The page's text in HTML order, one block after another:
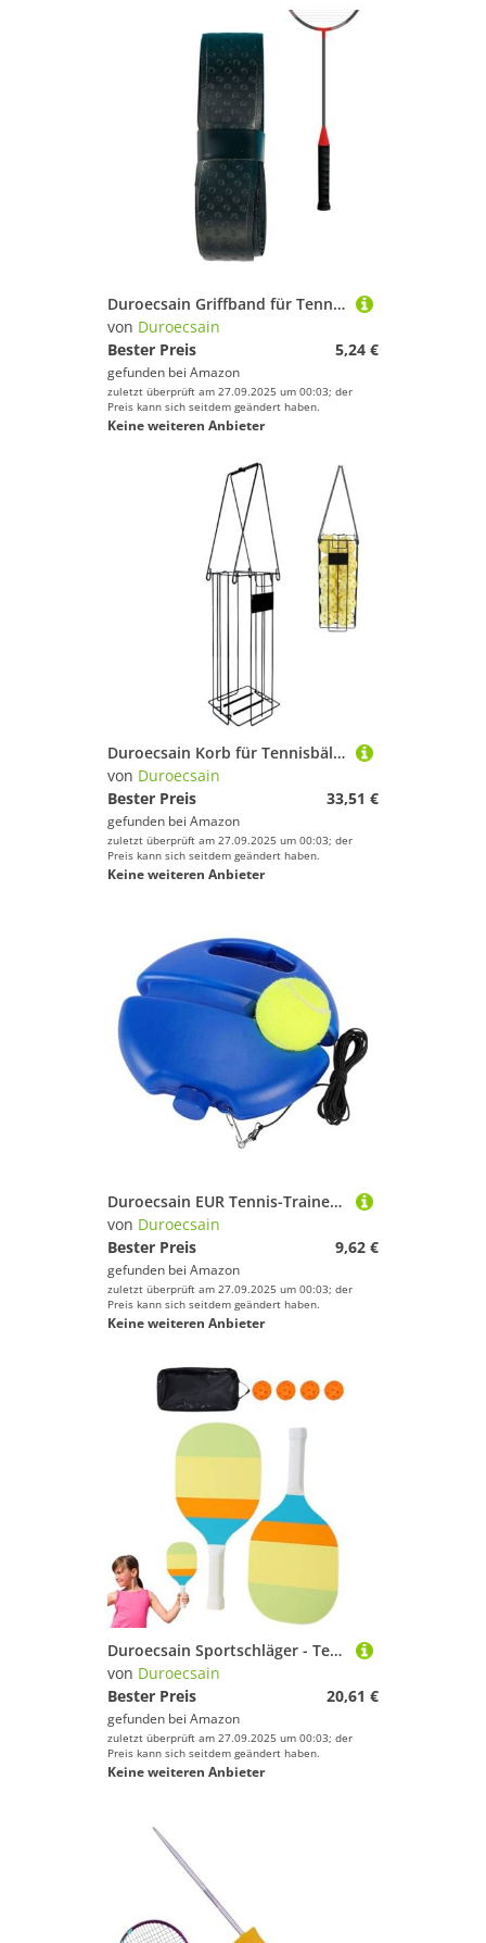
Duroecsain Griffband für Tennisschläger | Griff für Badmintonschläger, rutschfeste Griffe mit Schnelltrocknend, für Männer, Frauen, Jugendliche und Athleten
von Duroecsain
Bester Preis
5,24 €
gefunden bei Amazon
zuletzt überprüft am 27.09.2025 um 00:03; der
Preis kann sich seitdem geändert haben.
Keine weiteren Anbieter
Duroecsain Korb für Tennisbälle, Auffangkorb für Tennisbälle, tragbar, große Kapazität, für Baseball und Softball Training
von Duroecsain
Bester Preis
33,51 €
gefunden bei Amazon
zuletzt überprüft am 27.09.2025 um 00:03; der
Preis kann sich seitdem geändert haben.
Keine weiteren Anbieter
Duroecsain EUR Tennis-Trainer, EUR-Tennis-Trainingsset, tragbares Trainingsset, Tennistrainingsgerät für Spieler, Alter und
von Duroecsain
Bester Preis
9,62 €
gefunden bei Amazon
zuletzt überprüft am 27.09.2025 um 00:03; der
Preis kann sich seitdem geändert haben.
Keine weiteren Anbieter
Duroecsain Sportschläger - Tennisschläger, tragbare Outdoor-Ausrüstung mit komfortablem Griff für Anfänger, Jugendliche und Erwachsene
von Duroecsain
Bester Preis
20,61 €
gefunden bei Amazon
zuletzt überprüft am 27.09.2025 um 00:03; der
Preis kann sich seitdem geändert haben.
Keine weiteren Anbieter